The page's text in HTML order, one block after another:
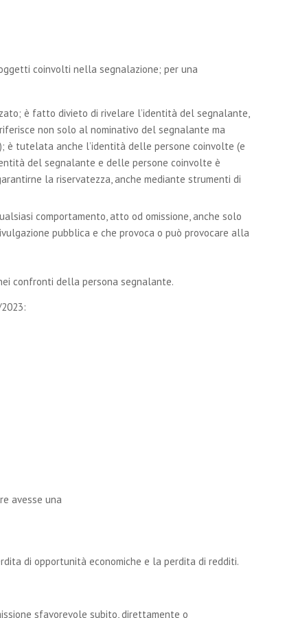
coinvolti nella segnalazione; per una
è fatto divieto di rivelare l’identità del segnalante,
non solo al nominativo del segnalante ma
è tutelata anche l’identità delle persone coinvolte (e
del segnalante e delle persone coinvolte è
la riservatezza, anche mediante strumenti di
comportamento, atto od omissione, anche solo
pubblica e che provoca o può provocare alla
confronti della persona segnalante.
avesse una
di opportunità economiche e la perdita di redditi.
sfavorevole subito, direttamente o